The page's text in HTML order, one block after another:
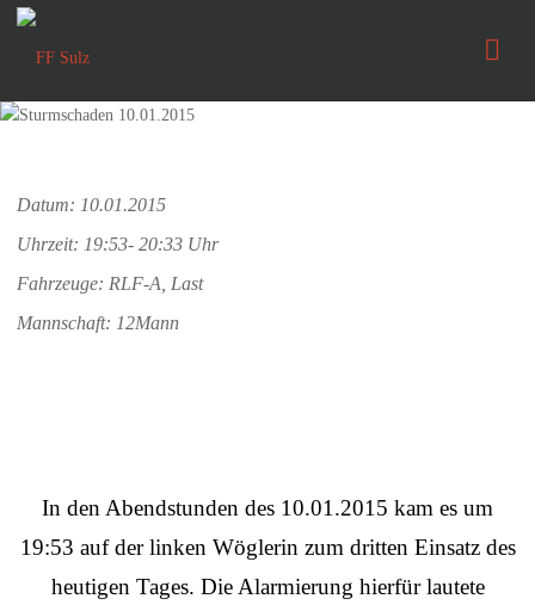
Datum: 10.01.2015
Uhrzeit: 19:53- 20:33 Uhr
Fahrzeuge: RLF-A, Last
Mannschaft: 12Mann
In den Abendstunden des 10.01.2015 kam es um
19:53 auf der linken Wöglerin zum dritten Einsatz des
heutigen Tages. Die Alarmierung hierfür lautete